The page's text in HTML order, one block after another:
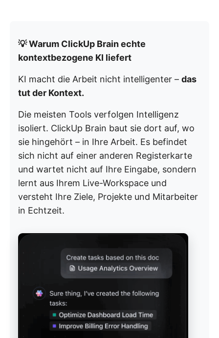
💡 Warum ClickUp Brain echte
kontextbezogene KI liefert
KI macht die Arbeit nicht intelligenter – das
tut der Kontext.
Die meisten Tools verfolgen Intelligenz
isoliert. ClickUp Brain baut sie dort auf, wo
sie hingehört – in Ihre Arbeit. Es befindet
sich nicht auf einer anderen Registerkarte
und wartet nicht auf Ihre Eingabe, sondern
lernt aus Ihrem Live-Workspace und
versteht Ihre Ziele, Projekte und Mitarbeiter
in Echtzeit.